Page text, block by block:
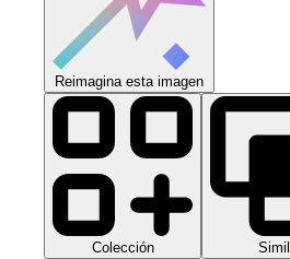
Reimagina esta imagen
Colección